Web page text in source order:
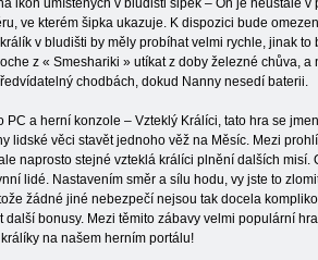
ikon umístěných v bludišti šipek – On je neustále
ve kterém šipka ukazuje. K dispozici bude
v bludišti by měly probíhat velmi rychle, jinak
z « Smeshariki » utíkat z doby železné chůva,
chodbách, dokud Nanny nesedí baterii.
PC a herní konzole – Vzteklý Králíci, tato hra se
lidské věci stavět jednoho věž na Měsíc. Mezi
naprosto stejné vzteklá králíci plnění dalších misí.
lidé. Nastavením směr a sílu hodu, vy jste to
žádné jiné nebezpečí nejsou tak docela
další bonusy. Mezi těmito zábavy velmi populární
na našem herním portálu!